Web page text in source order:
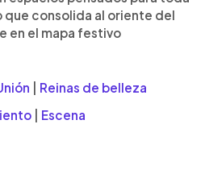
que consolida al oriente del
en el mapa festivo
Reinas de belleza
Escena